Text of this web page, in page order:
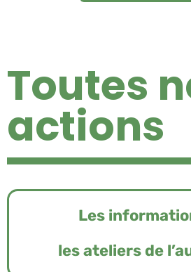
Toutes
actions
Les
les ateliers de